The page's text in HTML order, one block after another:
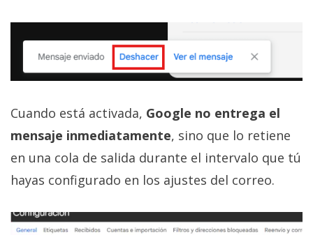
Cuando está activada, Google no entrega el
mensaje inmediatamente, sino que lo retiene
en una cola de salida durante el intervalo que tú
hayas configurado en los ajustes del correo.